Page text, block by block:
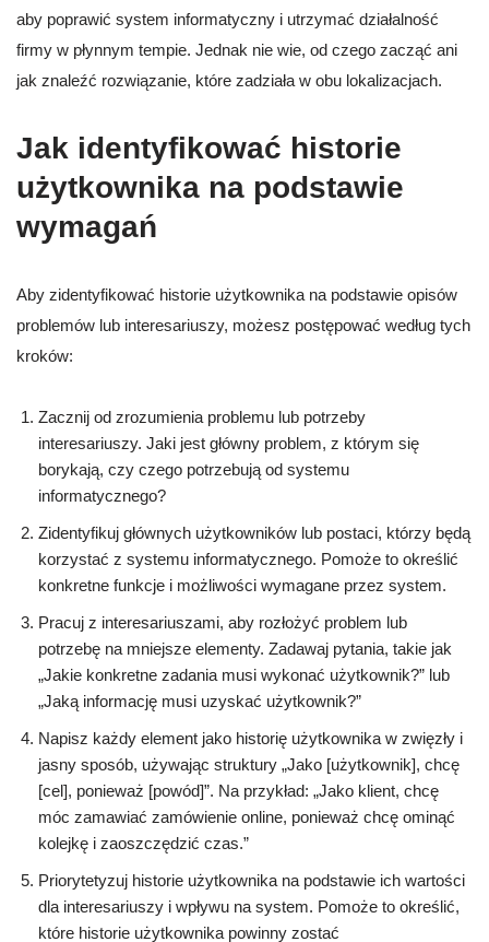
aby poprawić system informatyczny i utrzymać działalność
firmy w płynnym tempie. Jednak nie wie, od czego zacząć ani
jak znaleźć rozwiązanie, które zadziała w obu lokalizacjach.
Jak identyfikować historie
użytkownika na podstawie
wymagań
Aby zidentyfikować historie użytkownika na podstawie opisów
problemów lub interesariuszy, możesz postępować według tych
kroków:
Zacznij od zrozumienia problemu lub potrzeby
interesariuszy. Jaki jest główny problem, z którym się
borykają, czy czego potrzebują od systemu
informatycznego?
Zidentyfikuj głównych użytkowników lub postaci, którzy będą
korzystać z systemu informatycznego. Pomoże to określić
konkretne funkcje i możliwości wymagane przez system.
Pracuj z interesariuszami, aby rozłożyć problem lub
potrzebę na mniejsze elementy. Zadawaj pytania, takie jak
„Jakie konkretne zadania musi wykonać użytkownik?” lub
„Jaką informację musi uzyskać użytkownik?”
Napisz każdy element jako historię użytkownika w zwięzły i
jasny sposób, używając struktury „Jako [użytkownik], chcę
[cel], ponieważ [powód]”. Na przykład: „Jako klient, chcę
móc zamawiać zamówienie online, ponieważ chcę ominąć
kolejkę i zaoszczędzić czas.”
Priorytetyzuj historie użytkownika na podstawie ich wartości
dla interesariuszy i wpływu na system. Pomoże to określić,
które historie użytkownika powinny zostać